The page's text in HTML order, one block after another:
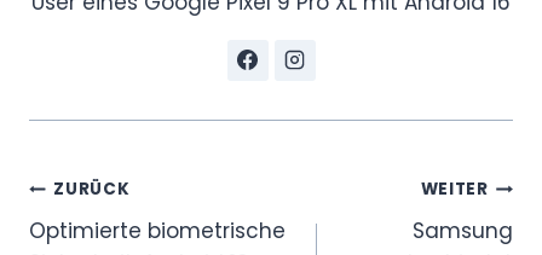
Beitragsnavigation
ZURÜCK
Optimierte biometrische
WEITER
Samsung